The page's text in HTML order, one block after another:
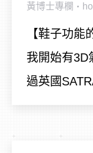
黃博士專欄
【鞋子功
我開始有3D
過英國